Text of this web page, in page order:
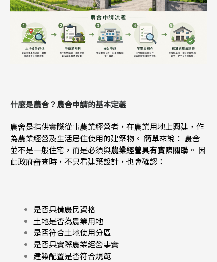
什麼是農舍？農舍申請的基本定義
農舍是指供實際從事農業經營者，在農業用地上興建，作
為農業經營及生活居住使用的建築物。 簡單來說： 農舍
並不是一般住宅，而是必須與農業經營具有實際關聯 。 因
此政府審查時，不只看建築設計，也會確認：
是否具備農民資格
土地是否為農業用地
是否符合土地使用分區
是否具實際農業經營事實
建築配置是否符合規範